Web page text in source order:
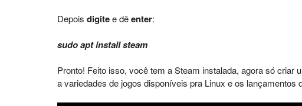
Depois digitee dêenter:
sudo apt install steam
Pronto! Feito isso, você tem a Steam instalada, agora só
a variedades de jogos disponíveis pra Linux e os